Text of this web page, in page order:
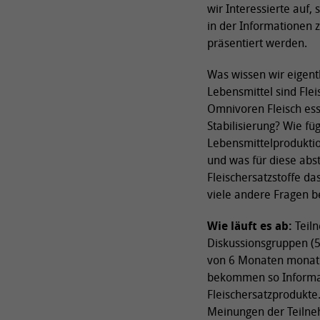
wir Interessierte auf,
in der Informationen
präsentiert werden.
Was wissen wir
Lebensmittel sind
Omnivoren Fleisch
Stabilisierung? Wie
und was für diese
Fleischersatzstoffe
viele andere Fragen
Wie läuft es ab:
Diskussionsgruppen
von 6 Monaten
bekommen so
Meinungen der